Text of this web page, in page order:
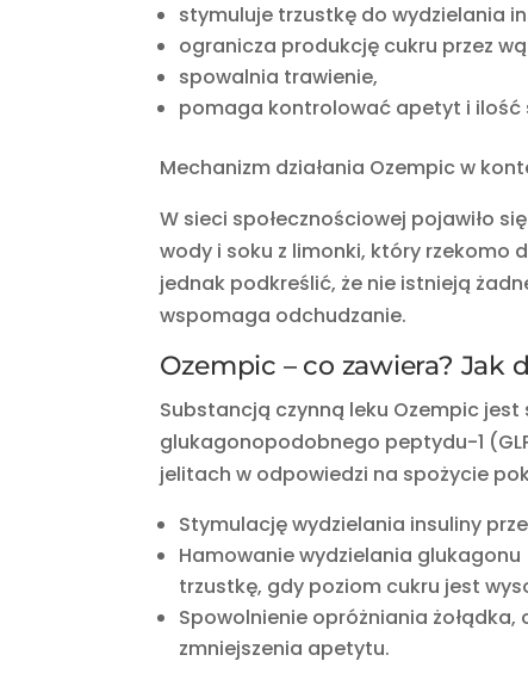
stymuluje trzustkę do wydzielania
ogranicza produkcję cukru przez
spowalnia trawienie,
pomaga kontrolować apetyt i ilość
Mechanizm działania Ozempic w
W sieci społecznościowej pojawiło
wody i soku z limonki, który rzekomo
jednak podkreślić, że nie istnieją
wspomaga odchudzanie.
Ozempic – co zawiera? Jak
Substancją czynną leku Ozempic
glukagonopodobnego peptydu-1
jelitach w odpowiedzi na spożycie
Stymulację wydzielania insuliny
Hamowanie wydzielania
trzustkę, gdy poziom cukru jest
Spowolnienie opróżniania
zmniejszenia apetytu.